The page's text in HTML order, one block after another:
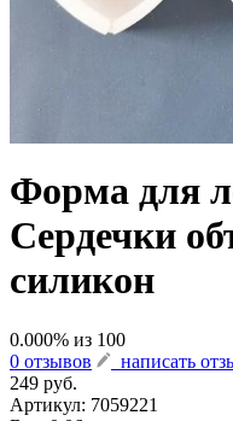
Форма для
Сердечки
силикон
0.000% из 100
0 отзывов
написать
249 руб.
Артикул: 7059221